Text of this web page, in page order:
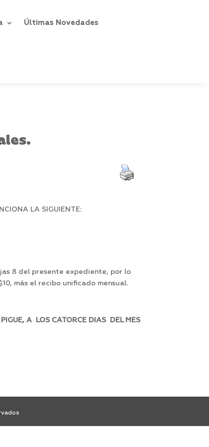
Últimas Novedades
LA SIGUIENTE:
8 del presente expediente, por lo
más el recibo unificado mensual.
A LOS CATORCE DIAS DEL MES